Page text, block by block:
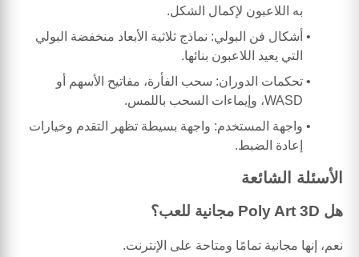
به اللاعبون لإكمال الشكل.
أشكال فن البولي: نماذج ثلاثية الأبعاد منخفضة البولي
التي يعيد اللاعبون بنائها.
تحكمات الدوران: سحب الفأرة، مفاتيح الأسهم أو
WASD، وإيماءات السحب باللمس.
واجهة المستخدم: واجهة بسيطة تظهر التقدم وخيارات
إعادة الضبط.
الأسئلة الشائعة
هل Poly Art 3D مجانية للعب؟
نعم، إنها مجانية تمامًا ومتاحة على الإنترنت.